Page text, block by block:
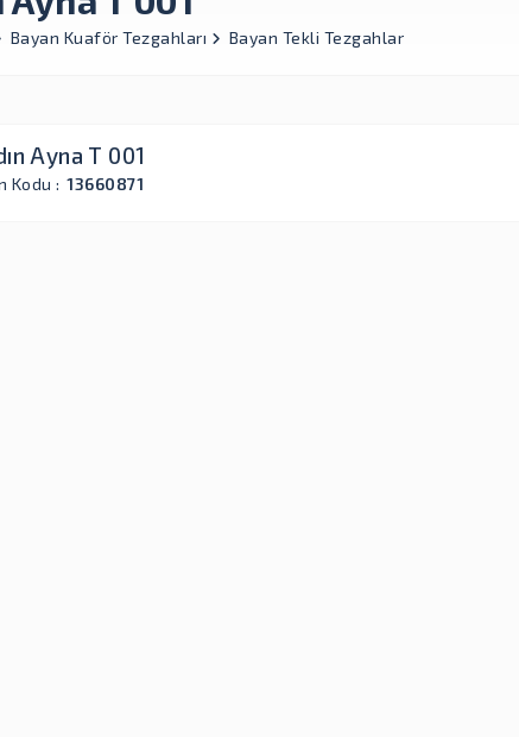
Bayan Kuaför Tezgahları Bayan Tekli Tezgahlar
Ayna T 001
Kodu : 13660871